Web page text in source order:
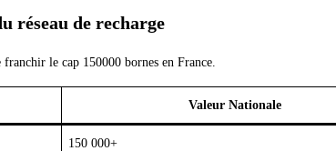
réseau de recharge
le cap 150000 bornes en France.
Valeur Nationale
150 000+